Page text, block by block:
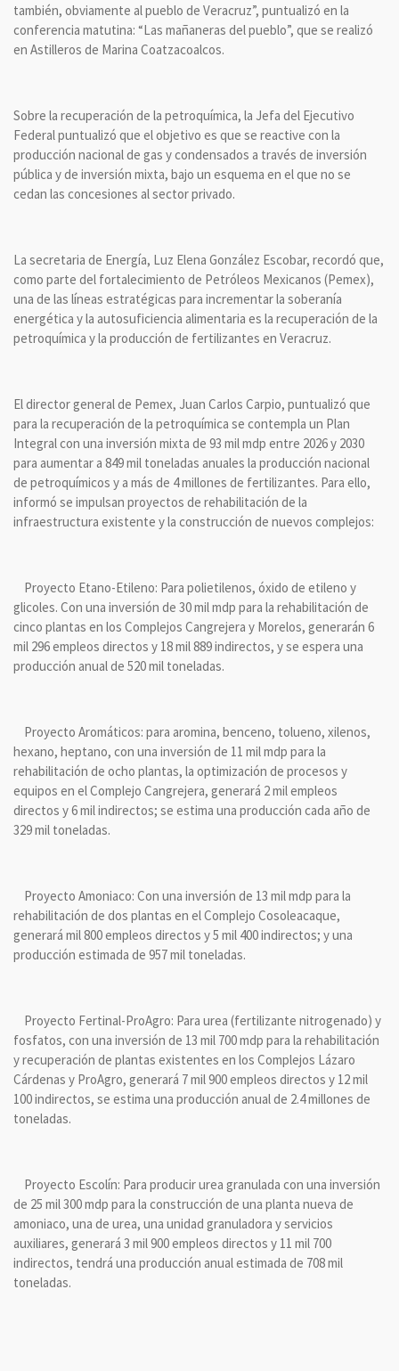
también, obviamente al pueblo de Veracruz”, puntualizó en la
conferencia matutina: “Las mañaneras del pueblo”, que se realizó
en Astilleros de Marina Coatzacoalcos.
Sobre la recuperación de la petroquímica, la Jefa del Ejecutivo
Federal puntualizó que el objetivo es que se reactive con la
producción nacional de gas y condensados a través de inversión
pública y de inversión mixta, bajo un esquema en el que no se
cedan las concesiones al sector privado.
La secretaria de Energía, Luz Elena González Escobar, recordó que,
como parte del fortalecimiento de Petróleos Mexicanos (Pemex),
una de las líneas estratégicas para incrementar la soberanía
energética y la autosuficiencia alimentaria es la recuperación de la
petroquímica y la producción de fertilizantes en Veracruz.
El director general de Pemex, Juan Carlos Carpio, puntualizó que
para la recuperación de la petroquímica se contempla un Plan
Integral con una inversión mixta de 93 mil mdp entre 2026 y 2030
para aumentar a 849 mil toneladas anuales la producción nacional
de petroquímicos y a más de 4 millones de fertilizantes. Para ello,
informó se impulsan proyectos de rehabilitación de la
infraestructura existente y la construcción de nuevos complejos:
Proyecto Etano-Etileno: Para polietilenos, óxido de etileno y
glicoles. Con una inversión de 30 mil mdp para la rehabilitación de
cinco plantas en los Complejos Cangrejera y Morelos, generarán 6
mil 296 empleos directos y 18 mil 889 indirectos, y se espera una
producción anual de 520 mil toneladas.
Proyecto Aromáticos: para aromina, benceno, tolueno, xilenos,
hexano, heptano, con una inversión de 11 mil mdp para la
rehabilitación de ocho plantas, la optimización de procesos y
equipos en el Complejo Cangrejera, generará 2 mil empleos
directos y 6 mil indirectos; se estima una producción cada año de
329 mil toneladas.
Proyecto Amoniaco: Con una inversión de 13 mil mdp para la
rehabilitación de dos plantas en el Complejo Cosoleacaque,
generará mil 800 empleos directos y 5 mil 400 indirectos; y una
producción estimada de 957 mil toneladas.
Proyecto Fertinal-ProAgro: Para urea (fertilizante nitrogenado) y
fosfatos, con una inversión de 13 mil 700 mdp para la rehabilitación
y recuperación de plantas existentes en los Complejos Lázaro
Cárdenas y ProAgro, generará 7 mil 900 empleos directos y 12 mil
100 indirectos, se estima una producción anual de 2.4 millones de
toneladas.
Proyecto Escolín: Para producir urea granulada con una inversión
de 25 mil 300 mdp para la construcción de una planta nueva de
amoniaco, una de urea, una unidad granuladora y servicios
auxiliares, generará 3 mil 900 empleos directos y 11 mil 700
indirectos, tendrá una producción anual estimada de 708 mil
toneladas.